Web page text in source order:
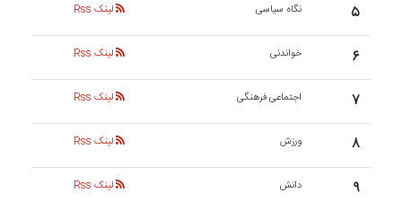
۵ نگاه سیاسی لینک Rss
۶ خواندنی لینک Rss
۷ اجتماعی فرهنگی لینک Rss
۸ ورزش لینک Rss
۹ دانش لینک Rss